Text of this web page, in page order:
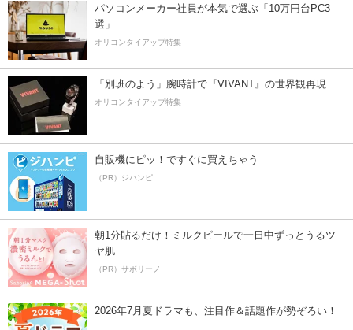
パソコンメーカー社員が本気で選ぶ「10万円台PC3
選」
オリコンタイアップ特集
「別班のよう」腕時計で『VIVANT』の世界観再現
オリコンタイアップ特集
自販機にピッ！ですぐに買えちゃう
（PR）ジハンピ
朝1分貼るだけ！ミルクピールで一日中ずっとうるツ
ヤ肌
（PR）サボリーノ
2026年7月夏ドラマも、注目作＆話題作が勢ぞろい！